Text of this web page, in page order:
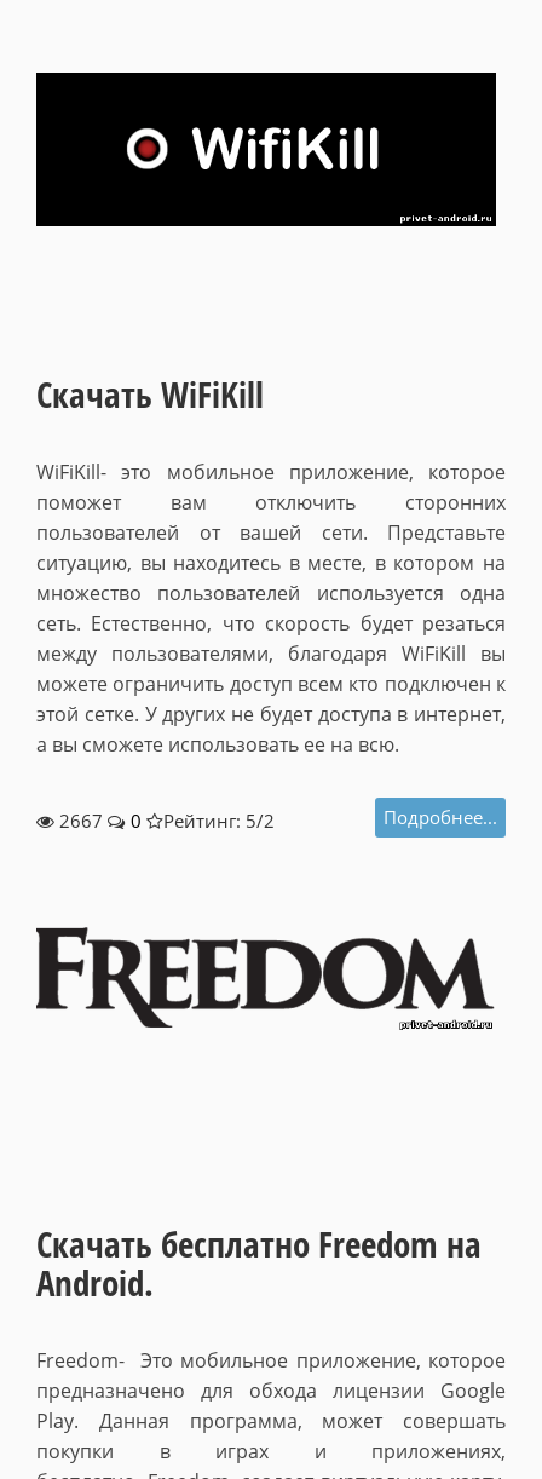
Скачать WiFiKill
WiFiKill- это мобильное приложение, которое
поможет вам отключить сторонних
пользователей от вашей сети. Представьте
ситуацию, вы находитесь в месте, в котором на
множество пользователей используется одна
сеть. Естественно, что скорость будет резаться
между пользователями, благодаря WiFiKill вы
можете ограничить доступ всем кто подключен к
этой сетке. У других не будет доступа в интернет,
а вы сможете использовать ее на всю.
2667 0 Рейтинг: 5/2 Подробнее...
Скачать бесплатно Freedom на
Android.
Freedom- Это мобильное приложение, которое
предназначено для обхода лицензии Google
Play. Данная программа, может совершать
покупки в играх и приложениях,